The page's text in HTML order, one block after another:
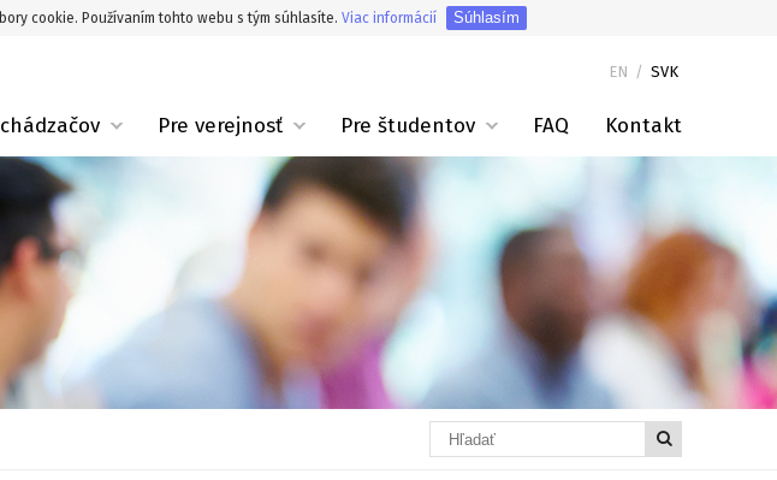
cookie. Používaním tohto webu s tým súhlasíte. Viac informácií Súhlasím
EN / SVK
Pre verejnosť Pre študentov FAQ Kontakt